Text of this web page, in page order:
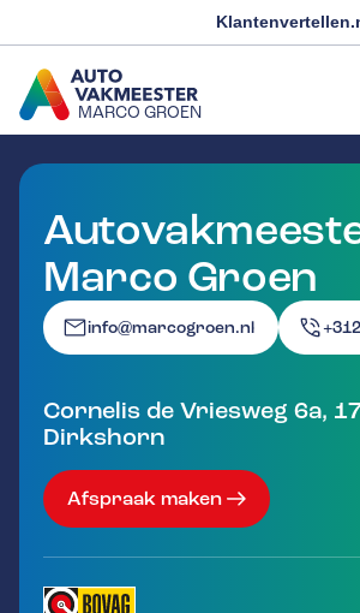
MARCO GROEN
GA NAAR DE HOMEPAGINA
Marco Groen
info@marcogroen.nl
Cornelis de Vriesweg 6a,
Dirkshorn
Afspraak maken